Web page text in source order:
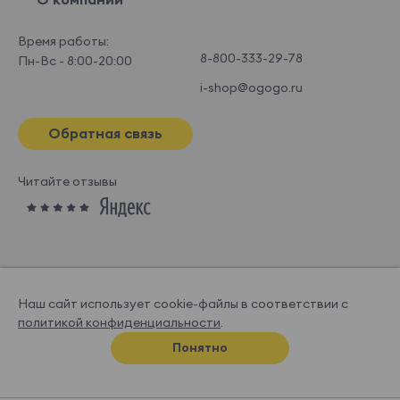
Время работы:
Пн-Вс - 8:00-20:00
8-800-333-29-78
i-shop@ogogo.ru
Обратная связь
Читайте отзывы
© OGOGOHOME, 2026
Спроектировано и нарисовано вСупрематике
Наш сайт использует cookie-файлы в соответствии с
политикой конфиденциальности.
Понятно